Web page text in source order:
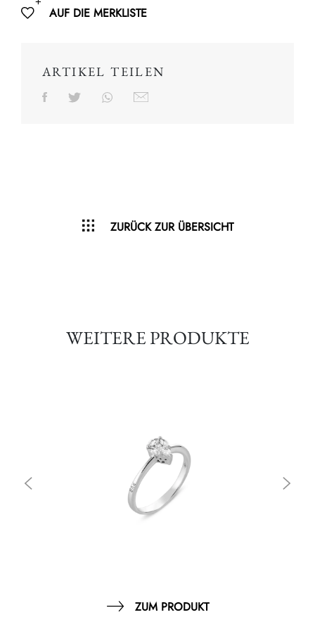
AUF DIE MERKLISTE
ARTIKEL TEILEN
ZURÜCK ZUR ÜBERSICHT
WEITERE PRODUKTE
ZUM PRODUKT